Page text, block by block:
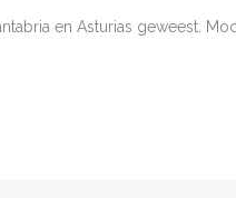
en Asturias geweest.